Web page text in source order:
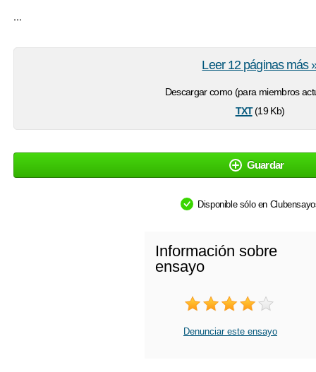
...
Descargar como (para miembros
txt(19 Kb)
Leer 12 páginas más
Guardar
Disponible sólo en
Información sobre
ensayo
Denunciar este ensayo